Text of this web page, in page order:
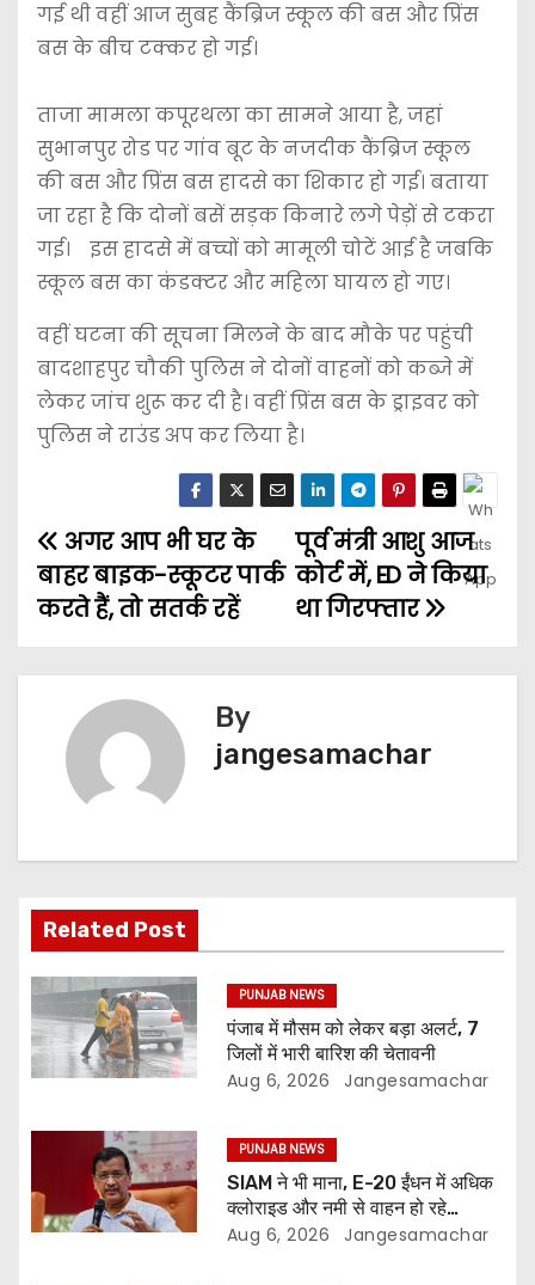
गई थी वहीं आज सुबह कैंब्रिज स्कूल की बस और प्रिंस
बस के बीच टक्कर हो गई।
ताजा मामला कपूरथला का सामने आया है, जहां
सुभानपुर रोड पर गांव बूट के नजदीक कैंब्रिज स्कूल
की बस और प्रिंस बस हादसे का शिकार हो गई। बताया
जा रहा है कि दोनों बसें सड़क किनारे लगे पेड़ों से टकरा
गई। इस हादसे में बच्चों को मामूली चोटें आई है जबकि
स्कूल बस का कंडक्टर और महिला घायल हो गए।
वहीं घटना की सूचना मिलने के बाद मौके पर पहुंची
बादशाहपुर चौकी पुलिस ने दोनों वाहनों को कब्जे में
लेकर जांच शुरू कर दी है। वहीं प्रिंस बस के ड्राइवर को
पुलिस ने राउंड अप कर लिया है।
पूर्व मंत्री आशु आज
कोर्ट में, ED ने किया
था गिरफ्तार
अगर आप भी घर के
बाहर बाइक-स्कूटर पार्क
करते हैं, तो सतर्क रहें
By
jangesamachar
Related Post
PUNJAB NEWS
पंजाब में मौसम को लेकर बड़ा अलर्ट, 7
जिलों में भारी बारिश की चेतावनी
Aug 6, 2026 Jangesamachar
PUNJAB NEWS
SIAM ने भी माना, E-20 ईंधन में अधिक
क्लोराइड और नमी से वाहन हो रहे
प्रभावित: अरविंद केजरीवाल
Aug 6, 2026 Jangesamachar